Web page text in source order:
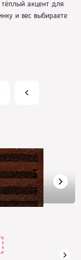
акцент для
и вес выбираете